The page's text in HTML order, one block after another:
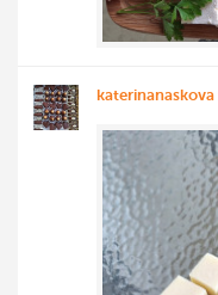
katerinanaskova